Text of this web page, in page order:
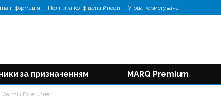
інформація Політика конфіденційності
Угода користувача
за призначенням MARQ Premium
Garmin Forerunner